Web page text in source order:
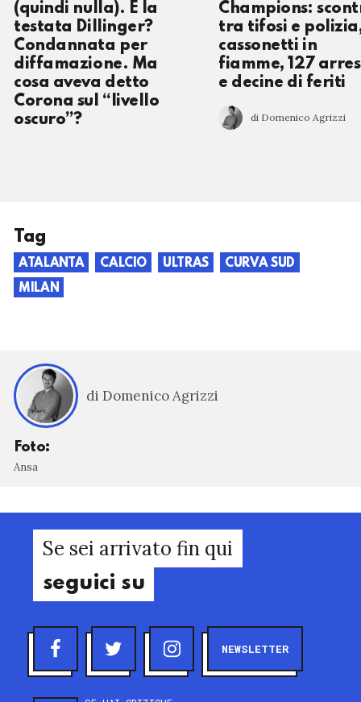
(quindi nulla). E la
testata Dillinger?
Condannata per
diffamazione. Ma
cosa aveva detto
Corona sul “livello
oscuro”?
Champions:
tra tifosi e
cassonetti in
fiamme, 127
e decine di feriti
di Domenico Agrizzi
Tag
ATALANTA CALCIO ULTRAS
CURVA SUD
MILAN
di Domenico Agrizzi
Foto:
Ansa
Se sei arrivato fin qui
seguici su
NEWSLETTER